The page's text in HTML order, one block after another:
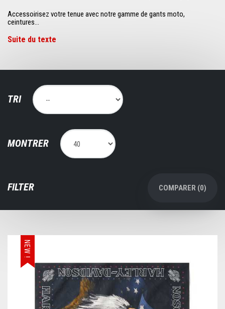
Accessoirisez votre tenue avec notre gamme de gants moto,
ceintures...
Suite du texte
TRI
MONTRER
FILTER COMPARER (0)
NEW !